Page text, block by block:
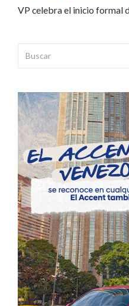
VP celebra el inicio formal